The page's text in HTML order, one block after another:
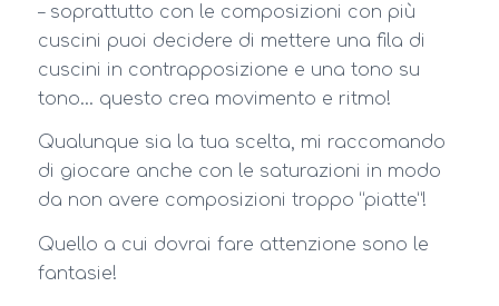
– soprattutto con le composizioni con più
cuscini puoi decidere di mettere una fila di
cuscini in contrapposizione e una tono su
tono… questo crea movimento e ritmo!
Qualunque sia la tua scelta, mi raccomando
di giocare anche con le saturazioni in modo
da non avere composizioni troppo “piatte”!
Quello a cui dovrai fare attenzione sono le
fantasie!